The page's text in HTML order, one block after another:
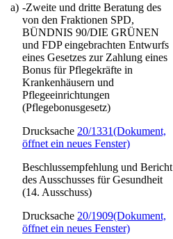
a) -Zweite und dritte Beratung des
von den Fraktionen SPD,
BÜNDNIS 90/DIE GRÜNEN
und FDP eingebrachten Entwurfs
eines Gesetzes zur Zahlung eines
Bonus für Pflegekräfte in
Krankenhäusern und
Pflegeeinrichtungen
(Pflegebonusgesetz)
Drucksache 20/1331(Dokument,
öffnet ein neues Fenster)
Beschlussempfehlung und Bericht
des Ausschusses für Gesundheit
(14. Ausschuss)
Drucksache 20/1909(Dokument,
öffnet ein neues Fenster)